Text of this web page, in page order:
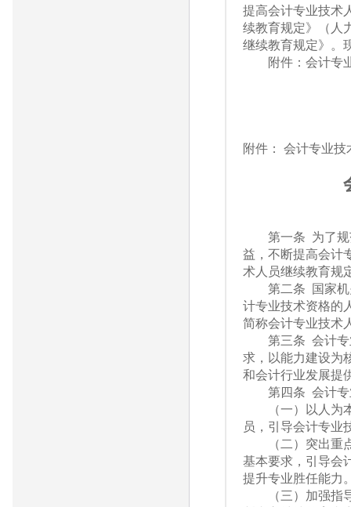
提高会计专业技术
续教育规定》（人
继续教育规定》。
附件：会计专业
附件： 会计专业技
第一条 为了规范
益，不断提高会计
术人员继续教育规
第二条 国家机关
计专业技术资格的
简称会计专业技术
第三条 会计专业
求，以能力建设为
和会计行业发展提
第四条 会计专业
（一）以人为本
员，引导会计专业
（二）突出重点
基本要求，引导会
提升专业胜任能力
（三）加强指导